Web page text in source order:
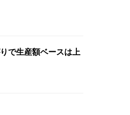
で生産額ベースは上